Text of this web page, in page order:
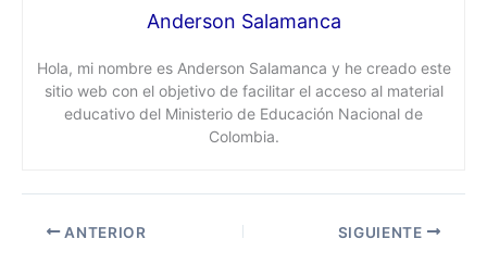
Anderson Salamanca
Hola, mi nombre es Anderson Salamanca y he creado este
sitio web con el objetivo de facilitar el acceso al material
educativo del Ministerio de Educación Nacional de
Colombia.
ANTERIOR SIGUIENTE